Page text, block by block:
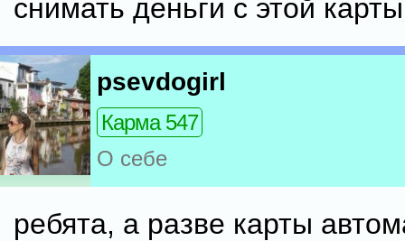
снимать деньги с этой
psevdogirl
Карма 547
О себе
ребята, а разве карты